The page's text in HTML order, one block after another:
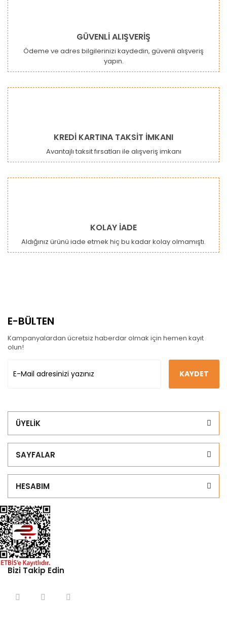
GÜVENLİ ALIŞVERİŞ
Ödeme ve adres bilgilerinizi kaydedin, güvenli alışveriş
yapın.
KREDİ KARTINA TAKSİT İMKANI
Avantajlı taksit fırsatları ile alışveriş imkanı
KOLAY İADE
Aldığınız ürünü iade etmek hiç bu kadar kolay olmamıştı.
E-BÜLTEN
Kampanyalardan ücretsiz haberdar olmak için hemen kayıt
olun!
KAYDET
ÜYELİK
SAYFALAR
HESABIM
Bizi Takip Edin